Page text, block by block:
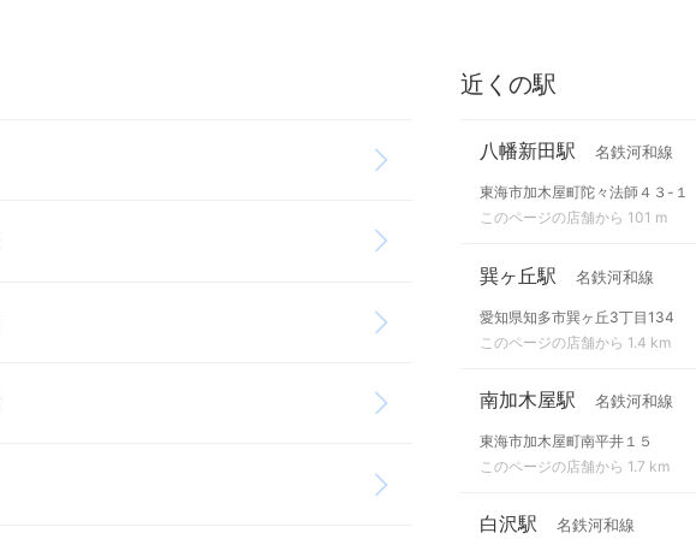
近くの駅
八幡新田駅 名鉄河和線
東海市加木屋町陀々法師４３-１
このページの店舗から 101 m
巽ヶ丘駅 名鉄河和線
愛知県知多市巽ヶ丘3丁目134
このページの店舗から 1.4 km
南加木屋駅 名鉄河和線
東海市加木屋町南平井１５
このページの店舗から 1.7 km
白沢駅 名鉄河和線